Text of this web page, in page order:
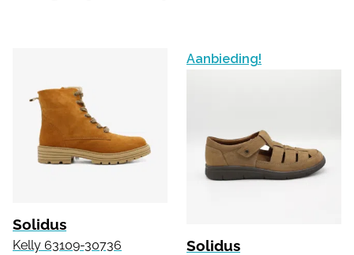
Solidus
Kelly 63109-30736
Aanbieding!
Solidus